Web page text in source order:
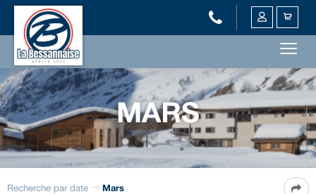
MARS
Recherche par date Mars